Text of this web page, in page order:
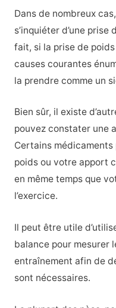
Dans de nombreux
s’inquiéter d’une
fait, si la prise de
causes courantes
la prendre comme un
Bien sûr, il existe
pouvez constater une
Certains
poids ou votre apport
en même temps que
l’exercice.
Il peut être utile
balance pour mesurer
entraînement afin de
sont nécessaires.